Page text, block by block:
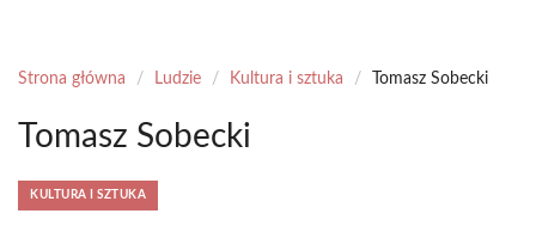
Strona główna / Ludzie / Kultura i sztuka / Tomasz Sobecki
Tomasz Sobecki
KULTURA I SZTUKA